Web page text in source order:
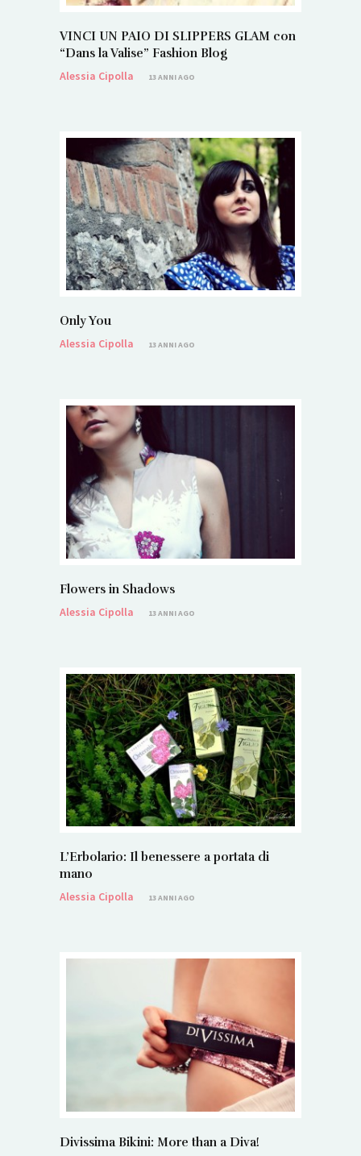
VINCI UN PAIO DI SLIPPERS GLAM con
“Dans la Valise” Fashion Blog
Alessia Cipolla
13 ANNI AGO
Only You
Alessia Cipolla
13 ANNI AGO
Flowers in Shadows
Alessia Cipolla
13 ANNI AGO
L’Erbolario: Il benessere a portata di
mano
Alessia Cipolla
13 ANNI AGO
Divissima Bikini: More than a Diva!